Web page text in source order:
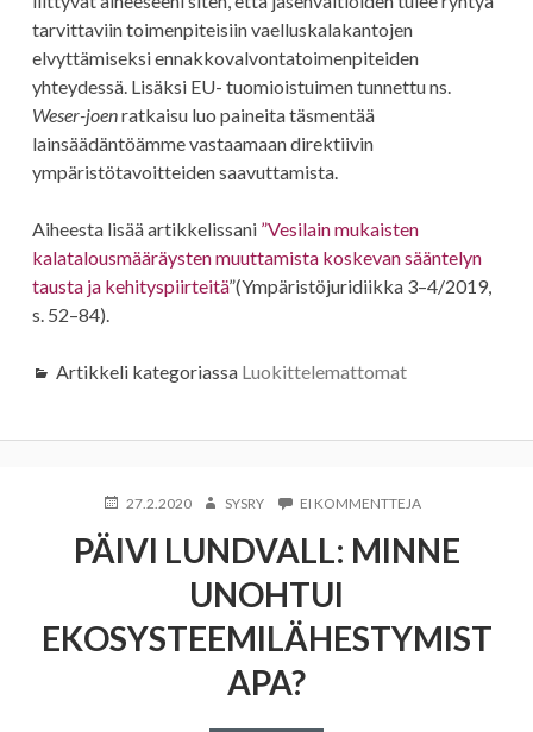
tarvittaviin toimenpiteisiin vaelluskalakantojen
elvyttämiseksi ennakkovalvontatoimenpiteiden
yhteydessä. Lisäksi EU- tuomioistuimen tunnettu ns.
Weser-joenratkaisu luo paineita täsmentää
lainsäädäntöämme vastaamaan direktiivin
ympäristötavoitteiden saavuttamista.
Aiheesta lisää artikkelissani ”Vesilain mukaisten
kalatalousmääräysten muuttamista koskevan sääntelyn
tausta ja kehityspiirteitä”(Ympäristöjuridiikka 3–4/2019,
s. 52–84).
Artikkeli kategoriassa Luokittelemattomat
KIRJOITETTU
27.2.2020 KIRJOITTAJA
SYSRY EI KOMMENTTEJAARTIKKELIIN
LUNDVALL:
MINNE
PÄIVI LUNDVALL: MINNE
UNOHTUI
EKOSYSTEEMILÄHESTYMIST
APA?